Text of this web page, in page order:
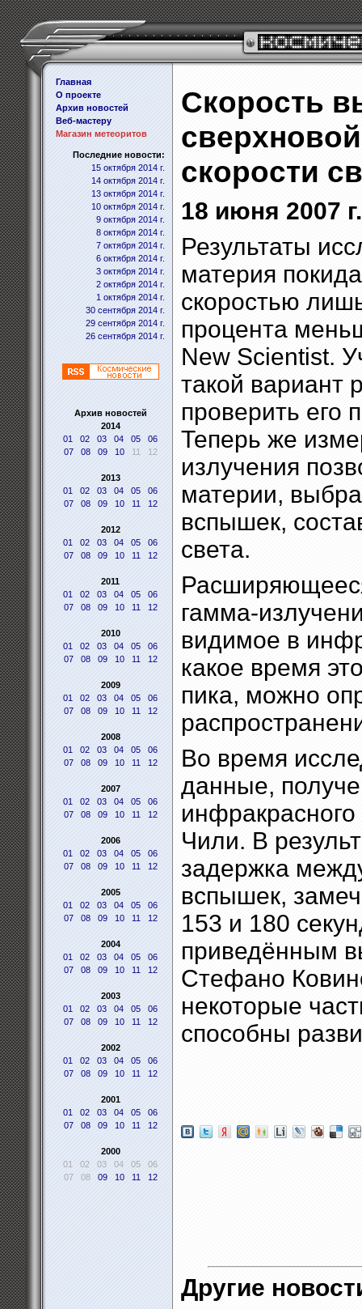
Главная
О проекте
Архив новостей
Веб-мастеру
Магазин метеоритов
Последние новости:
15 октября 2014 г.
14 октября 2014 г.
13 октября 2014 г.
10 октября 2014 г.
9 октября 2014 г.
8 октября 2014 г.
7 октября 2014 г.
6 октября 2014 г.
3 октября 2014 г.
2 октября 2014 г.
1 октября 2014 г.
30 сентября 2014 г.
29 сентября 2014 г.
26 сентября 2014 г.
Архив новостей
2014
01
02 03 04 05
06
07
08 09 10 11 12
2013
01
02 03 04 05
06
07
08 09 10 11 12
2012
01
02 03 04 05
06
07
08 09 10 11 12
2011
01
02 03 04 05
06
07
08 09 10 11 12
2010
01
02 03 04 05
06
07
08 09 10 11 12
2009
01
02 03 04 05
06
07
08 09 10 11 12
2008
01
02 03 04 05
06
07
08 09 10 11 12
2007
01
02 03 04 05
06
07
08 09 10 11 12
2006
01
02 03 04 05
06
07
08 09 10 11 12
2005
01
02 03 04 05
06
07
08 09 10 11 12
2004
01
02 03 04 05
06
07
08 09 10 11 12
2003
01
02 03 04 05
06
07
08 09 10 11 12
2002
01
02 03 04 05
06
07
08 09 10 11 12
2001
01
02 03 04 05
06
07
08 09 10 11 12
2000
01
02 03 04 05
06
07
08 09 10 11 12
Скорость
скорости
18 июня 2007 г.
Результаты
материя
скоростью
процента
New Scientist.
такой вариант
проверить его
Теперь же
излучения
материи,
вспышек,
света.
гамма-
видимое в
какое время
пика, можно
Во время
данные,
Чили. В
задержка
вспышек,
153 и 180
приведённым
Стефано
некоторые
способны
Другие